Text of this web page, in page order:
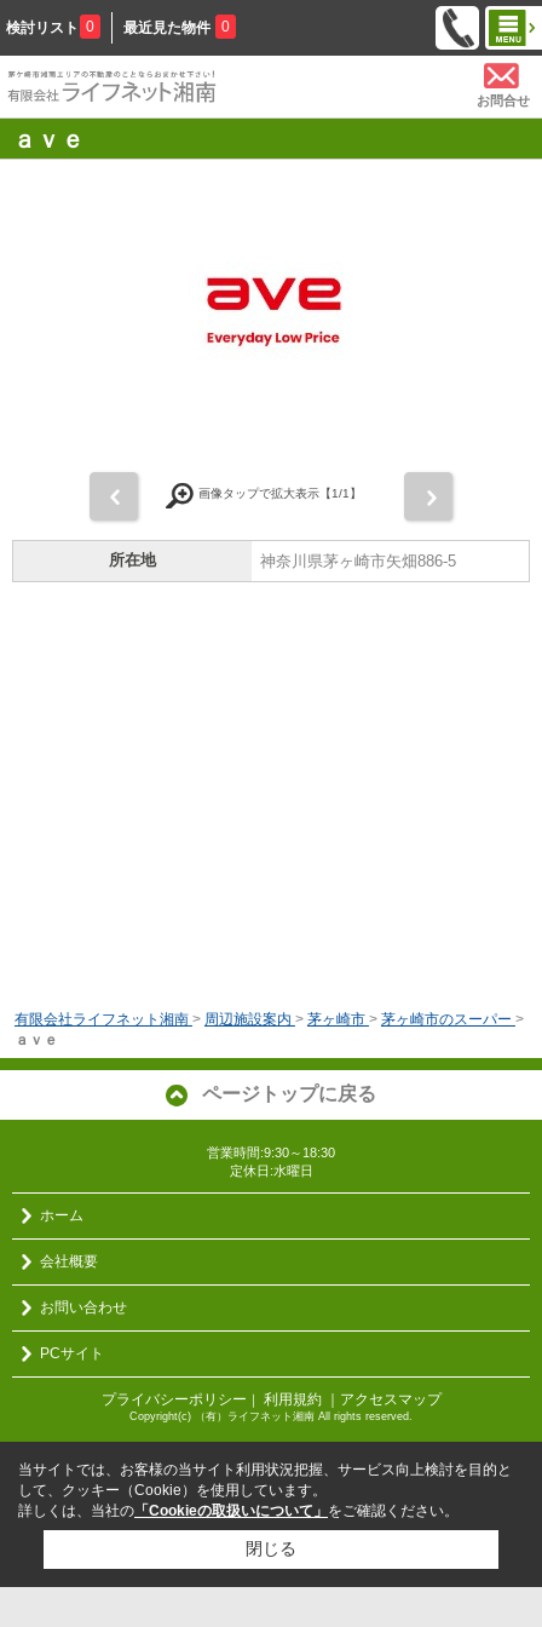
検討リスト 0 最近見た物件 0
お問合せ
ａｖｅ
画像タップで拡大表示【1/1】
所在地 神奈川県茅ヶ崎市矢畑886-5
有限会社ライフネット湘南 > 周辺施設案内 > 茅ヶ崎市 > 茅ヶ崎市のスーパー >
ａｖｅ
ページトップに戻る
営業時間:9:30～18:30
定休日:水曜日
ホーム
会社概要
お問い合わせ
PCサイト
プライバシーポリシー ｜ 利用規約 ｜アクセスマップ
Copyright(c) （有）ライフネット湘南 All rights reserved.
当サイトでは、お客様の当サイト利用状況把握、サービス向上検討を目的と
して、クッキー（Cookie）を使用しています。
詳しくは、当社の 「Cookieの取扱いについて」 をご確認ください。
閉じる